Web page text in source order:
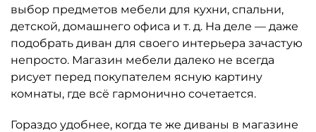
выбор предметов мебели для кухни, спальни,
детской, домашнего офиса и т. д. На деле — даже
подобрать диван для своего интерьера зачастую
непросто. Магазин мебели далеко не всегда
рисует перед покупателем ясную картину
комнаты, где всё гармонично сочетается.
Гораздо удобнее, когда те же диваны в магазине